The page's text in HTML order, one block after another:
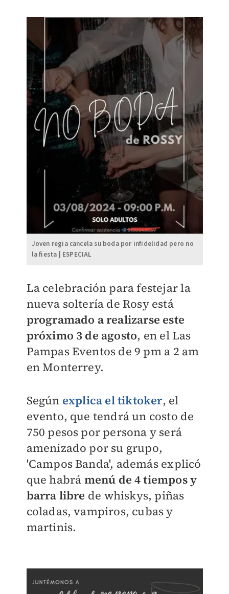
Joven regia cancela su boda por infidelidad pero no
la fiesta | ESPECIAL
La celebración para festejar la
nueva soltería de Rosy está
programado a realizarse este
próximo 3 de agosto, en el Las
Pampas Eventos de 9 pm a 2 am
en Monterrey.
Según explica el tiktoker, el
evento, que tendrá un costo de
750 pesos por persona y será
amenizado por su grupo,
'Campos Banda', además explicó
que habrá menú de 4 tiempos y
barra libre de whiskys, piñas
coladas, vampiros, cubas y
martinis.